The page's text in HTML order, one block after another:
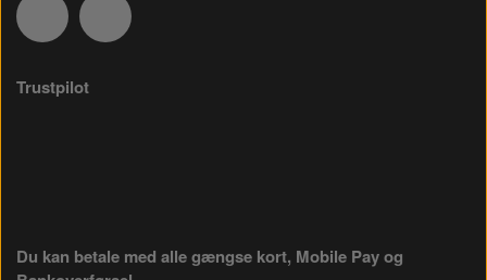
Trustpilot
Du kan betale med alle gængse kort, Mobile Pay og